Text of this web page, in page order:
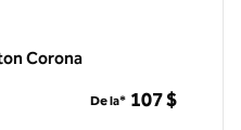
Corona
De la* 107 $